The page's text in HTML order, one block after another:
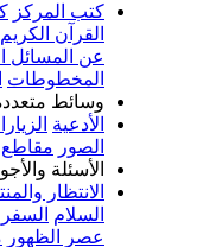
كتب أخرى
المهدي في
المسائل المهدويّة
المكتبة الأدبية
متعددة
الزيارات المحاضرات
مقاطع مهدوية
والأجوبة المهدوية
والمنتظرون أصحاب
السفراء والفقهاء
مدعو المهدوية